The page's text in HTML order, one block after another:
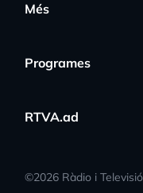
Més
Programes
RTVA.ad
©2026 Ràdio i